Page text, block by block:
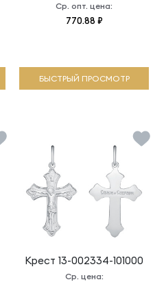
Ср. опт. цена:
770.88 ₽
БЫСТРЫЙ ПРОСМОТР
Крест 13-002334-101000
Ср. цена: